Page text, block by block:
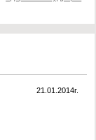
21.01.2014г.